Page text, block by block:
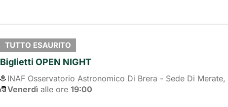
TUTTO ESAURITO
Biglietti OPEN NIGHT
INAF Osservatorio Astronomico Di Brera - Sede Di Merate,
Venerdì alle ore 19:00